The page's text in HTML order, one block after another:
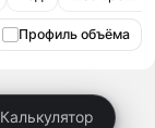
Профиль объёма
Калькулятор